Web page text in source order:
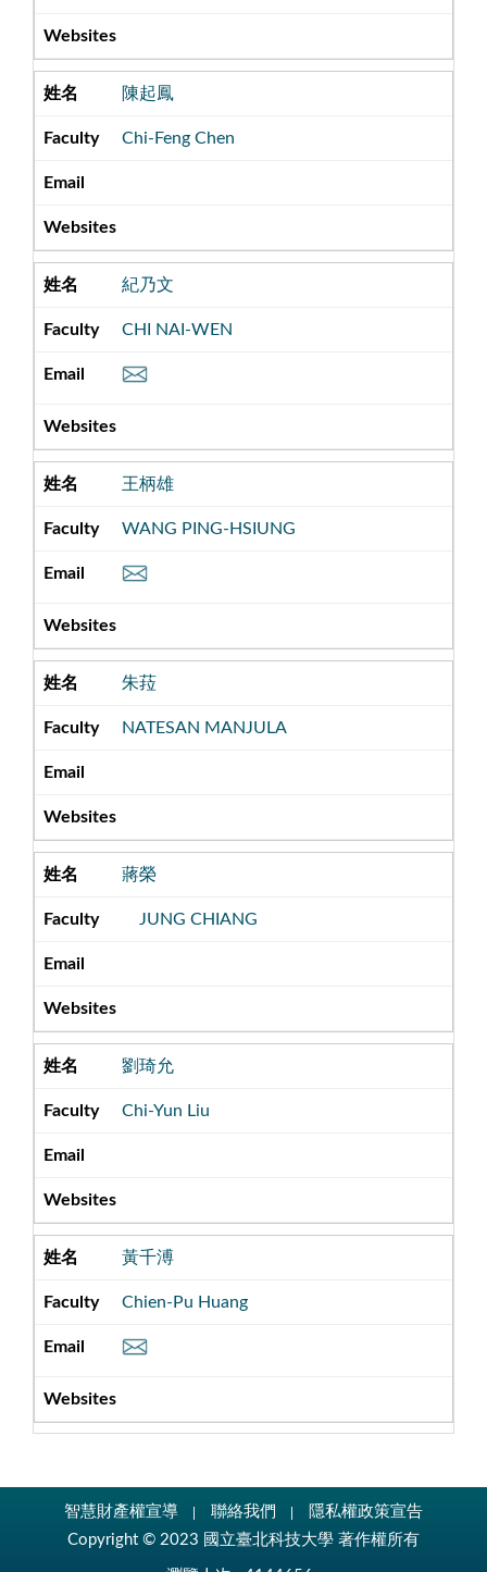
陳起鳳
Chi-Feng Chen
紀乃文
CHI NAI-WEN
王柄雄
WANG PING-HSIUNG
朱菈
NATESAN MANJULA
蔣榮
JUNG CHIANG
劉琦允
Chi-Yun Liu
黃千溥
Chien-Pu Huang
智慧財產權宣導 聯絡我們
隱私權政策宣告
Copyright © 2023 國立臺北科技大學 著作權所有